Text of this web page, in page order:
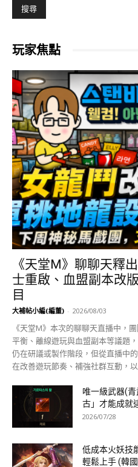
玩家焦點
《天堂M》聊聊天釋
士重啟、血盟副本改
目
大補帖小編(編董) - 2026/08/03
《天堂M》本次的聊聊天直播中，
平衡、離線遊玩與血盟副本等議題
仍在研議或製作階段，但從直播中
在改善遊玩節奏、補強社群互動，
唯一級武器(
古」才能成就
2026/07/28
低成本火妖技
輕鬆上手 (韓